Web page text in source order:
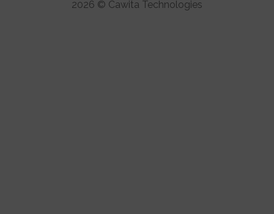
2026 © Cawita Technologies